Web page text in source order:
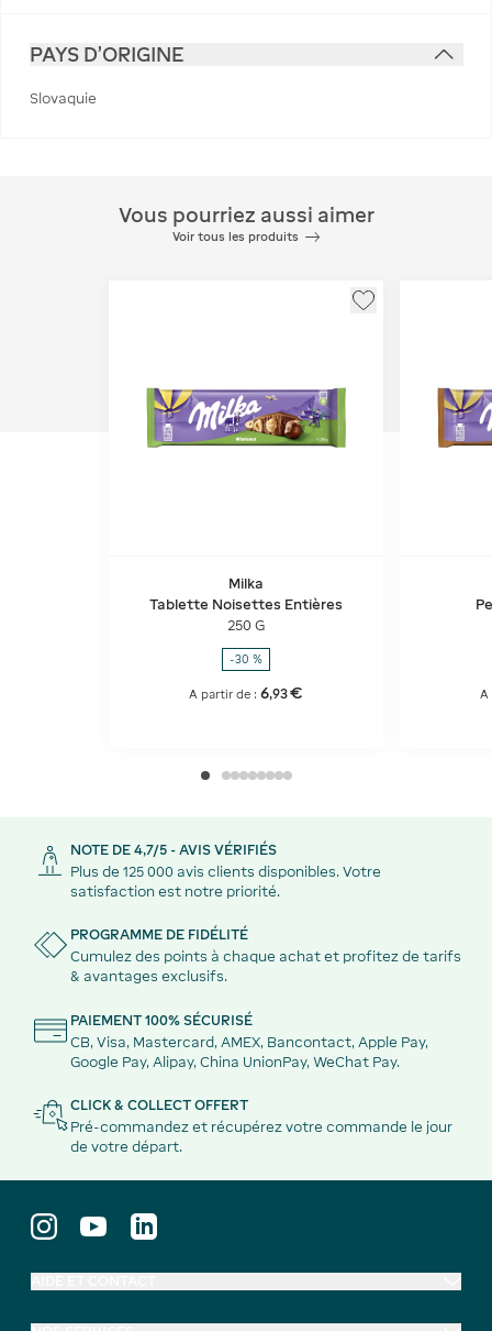
PAYS D'ORIGINE
Slovaquie
Vous pourriez aussi aimer
Voir tous les produits
Milka
Tablette Noisettes Entières
250 G
-30 %
A partir de : 6,93€ A
NOTE DE 4,7/5 - AVIS VÉRIFIÉS
Plus de 125 000 avis clients disponibles. Votre
satisfaction est notre priorité.
PROGRAMME DE FIDÉLITÉ
Cumulez des points à chaque achat et profitez de tarifs
& avantages exclusifs.
PAIEMENT 100% SÉCURISÉ
CB, Visa, Mastercard, AMEX, Bancontact, Apple Pay,
Google Pay, Alipay, China UnionPay, WeChat Pay.
CLICK & COLLECT OFFERT
Pré-commandez et récupérez votre commande le jour
de votre départ.